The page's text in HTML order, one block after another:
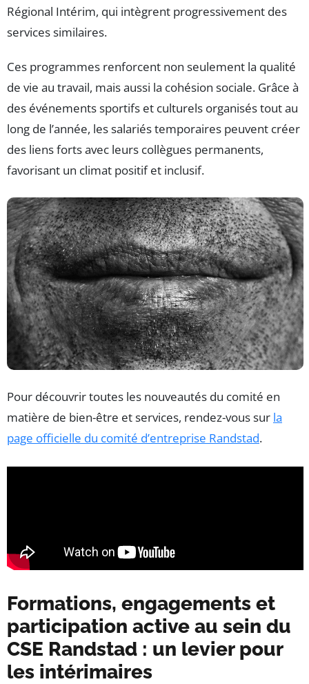
Régional Intérim, qui intègrent progressivement des
services similaires.
Ces programmes renforcent non seulement la qualité
de vie au travail, mais aussi la cohésion sociale. Grâce à
des événements sportifs et culturels organisés tout au
long de l’année, les salariés temporaires peuvent créer
des liens forts avec leurs collègues permanents,
favorisant un climat positif et inclusif.
Pour découvrir toutes les nouveautés du comité en
matière de bien-être et services, rendez-vous sur la
page officielle du comité d’entreprise Randstad.
Formations, engagements et
participation active au sein du
CSE Randstad : un levier pour
les intérimaires